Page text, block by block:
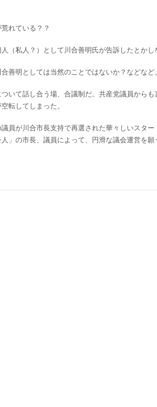
れている？？
（私人？）として川合善明氏が告訴したとかし
善明としては当然のことではないか？などなど。
いて話し合う場、合議制だ。共産党議員からも
転してしまった。
員が川合市長支持で再選された華々しいスター
」の市長、議員によって、円滑な議会運営を願